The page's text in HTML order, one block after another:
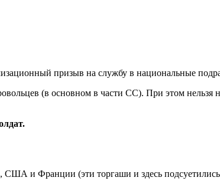
призыв на службу в национальные
(в основном в части СС). При этом
и Франции (эти торгаши и здесь